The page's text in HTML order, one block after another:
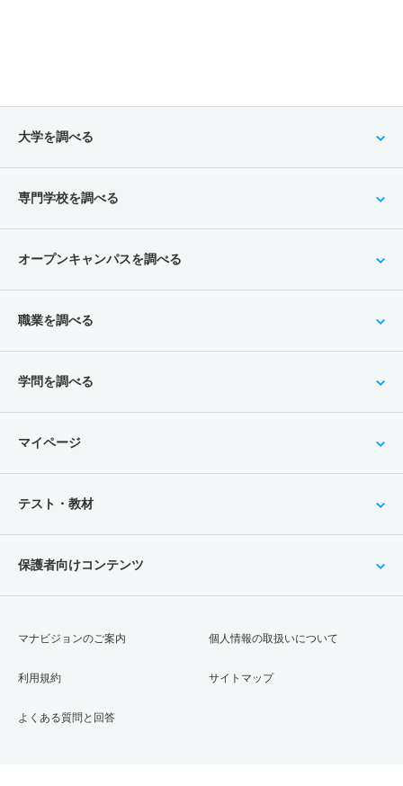
大学を調べる
専門学校を調べる
オープンキャンパスを調べる
職業を調べる
学問を調べる
マイページ
テスト・教材
保護者向けコンテンツ
マナビジョンのご案内
利用規約
よくある質問と回答
個人情報の取扱いについて
サイトマップ